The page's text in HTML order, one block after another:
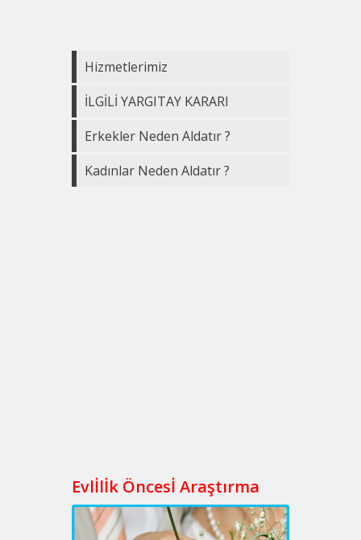
Hizmetlerimiz
İLGİLİ YARGITAY KARARI
Erkekler Neden Aldatır ?
Kadınlar Neden Aldatır ?
Evlİlİk Öncesİ Araştırma